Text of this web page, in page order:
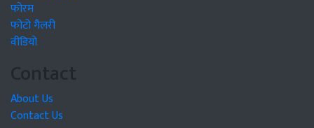
फोरम
फोटो गैलरी
वीडियो
Contact
About Us
Contact Us